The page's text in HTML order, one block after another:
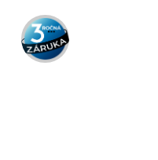
3 roky
záruka